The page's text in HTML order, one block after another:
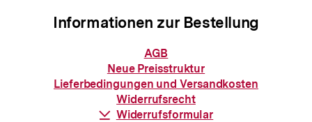
Informationen zur Bestellung
Informationen
zur
Bestellung
AGB
Neue Preisstruktur
Lieferbedingungen und Versandkosten
Widerrufsrecht
Download-
Widerrufsformular